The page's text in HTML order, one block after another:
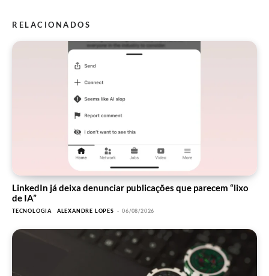
RELACIONADOS
LinkedIn já deixa denunciar publicações que parecem “lixo
de IA”
TECNOLOGIA ALEXANDRE LOPES - 06/08/2026